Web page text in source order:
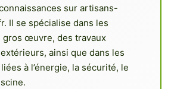
sur artisans-
Il se spécialise dans les
gros œuvre, des travaux
ainsi que dans les
à l’énergie, la sécurité, le